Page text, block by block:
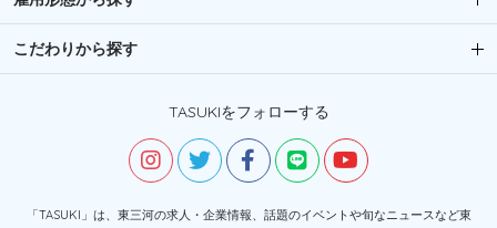
こだわりから探す
TASUKIをフォローする
「TASUKI」は、東三河の求人・企業情報、話題のイベントや旬なニュースなど東